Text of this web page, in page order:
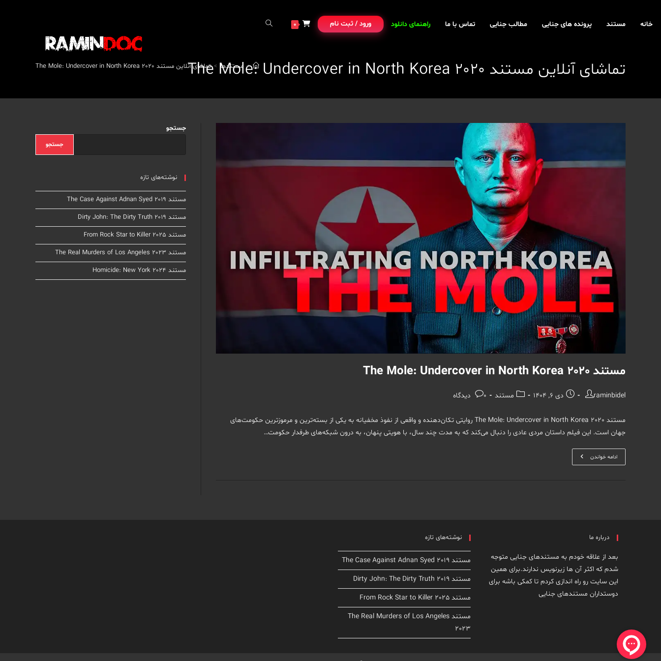
خانه مستند پرونده های جنایی مطالب جنایی تماس با ما راهنمای دانلود ورود / ثبت نام 0
تماشای آنلاین مستند The Mole: Undercover in North Korea 2020 > مستندها > تماشای آنلاین مستند The Mole: Undercover in North Korea 2020
مستند The Mole: Undercover in North Korea 2020
نویسندهٔ
raminbidel
نوشته
شده
است:
دی 6, 1404
دسته‌مستند
نظرات0 دیدگاه
مستند The Mole: Undercover in North Korea 2020 روایتی تکان‌دهنده و واقعی از نفوذ مخفیانه به یکی از بسته‌ترین و مرموزترین حکومت‌های
جهان است. این فیلم داستان مردی عادی را دنبال می‌کند که به مدت چند سال، با هویتی پنهان، به درون شبکه‌های طرفدار حکومت…
ادامه خواندنمستند
The
جستجو
جستجو
نوشته‌های تازه
مستند The Case Against Adnan Syed 2019
مستند Dirty John: The Dirty Truth 2019
مستند From Rock Star to Killer 2025
مستند The Real Murders of Los Angeles 2023
مستند Homicide: New York 2024
درباره ما
بعد از علاقه خودم به مستندهای جنایی متوجه
شدم که اکثر آن ها زیرنویس ندارند.برای همین
این سایت رو راه اندازی کردم تا کمکی باشه برای
دوستداران مستندهای جنایی
نوشته‌های تازه
مستند The Case Against Adnan Syed 2019
مستند Dirty John: The Dirty Truth 2019
مستند From Rock Star to Killer 2025
مستند The Real Murders of Los Angeles
2023